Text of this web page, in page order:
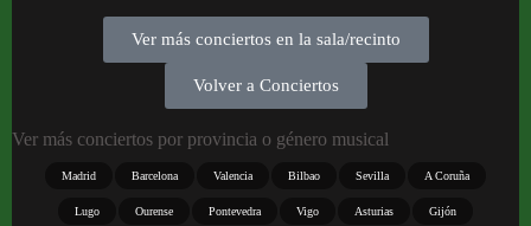
Ver más conciertos en la sala/recinto
Volver a Conciertos
Ver más conciertos por provincia o género musical
Madrid Barcelona Valencia Bilbao Sevilla A Coruña
Lugo Ourense Pontevedra Vigo Asturias Gijón